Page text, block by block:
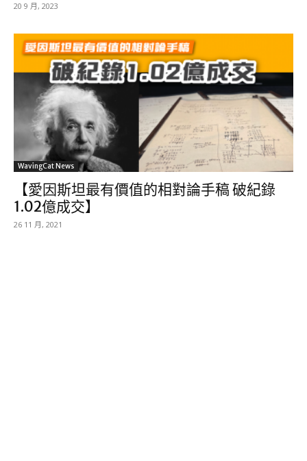
20 9 月, 2023
WavingCat News
【愛因斯坦最有價值的相對論手稿 破紀錄
1.02億成交】
26 11 月, 2021